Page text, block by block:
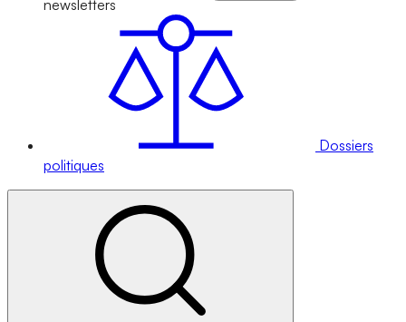
newsletters
Dossiers
politiques